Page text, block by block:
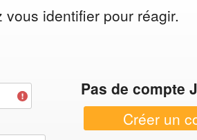
vous identifier pour réagir.
Pas de compte
Créer un